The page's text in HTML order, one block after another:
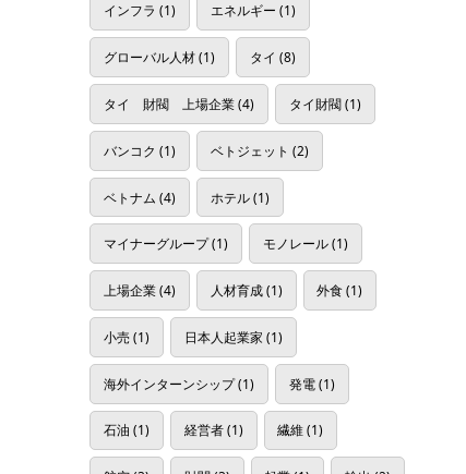
インフラ (1) エネルギー (1)
グローバル人材(1) タイ (8)
タイ 財閥 上場企業(4) タイ財閥(1)
バンコク (1) ベトジェット (2)
ベトナム (4) ホテル(1)
マイナーグループ(1) モノレール(1)
上場企業(4) 人材育成(1) 外食(1)
小売(1) 日本人起業家 (1)
海外インターンシップ(1) 発電(1)
石油 (1) 経営者(1) 繊維(1)